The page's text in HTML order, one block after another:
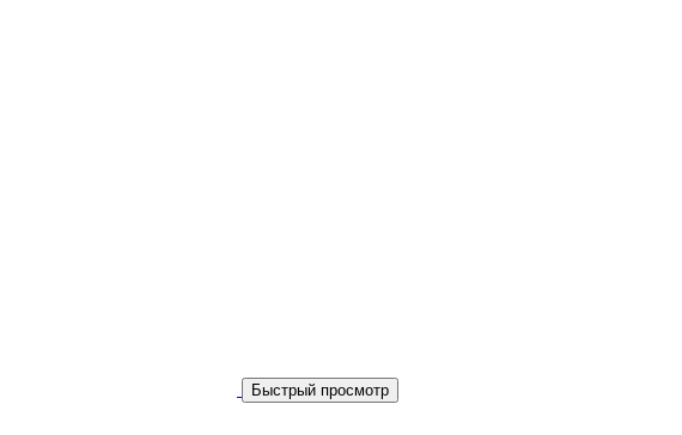
Быстрый просмотр